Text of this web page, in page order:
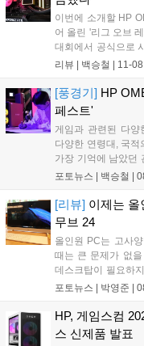
이번에 소개할 HP
어 올린 '리그 오브
대회에서 공식으로
다. 예전에 리뷰했
올해 여름 출시된
다. 가격은 좀 더 저
정도 되니 많이 줄이
리뷰 | 백승철 11-08
[풍경기] HP
페스트'
게임과 관련된 다양
다양한 연령대, 국
가장 기억에 남았던
에서 우연히 마주친
것이 참 인상적이었
길 수 있는 공간이
공간은 'HP OMEN'
은 HP OMEN,
수 있는 공간으로 꾸
포토뉴스 | 백승철
[리뷰] 이제는 올
무브 24
올인원 PC는 고사
때는 큰 문제가 없
데스크탑이 필요하
으로 하나의 인테리
포토뉴스 | 박영준
HP, 게임스컴
스 신제품 발표